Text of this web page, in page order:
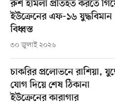
রুশ হামলা প্রতিহত করতে
ইউক্রেনের এফ-১৬ যুদ্ধবিমান
বিধ্বস্ত
৩০ জুলাই ২০২৬
চাকরির প্রলোভনে রাশিয়া,
যোগ দিয়ে শেষ ঠিকানা
ইউক্রেনের কারাগার